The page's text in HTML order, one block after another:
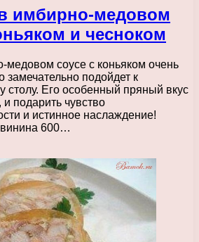
имбирно-медовом
и чесноком
медовом соусе с коньяком очень
замечательно подойдет к
столу. Его особенный пряный вкус
и подарить чувство
и истинное наслаждение!
600…